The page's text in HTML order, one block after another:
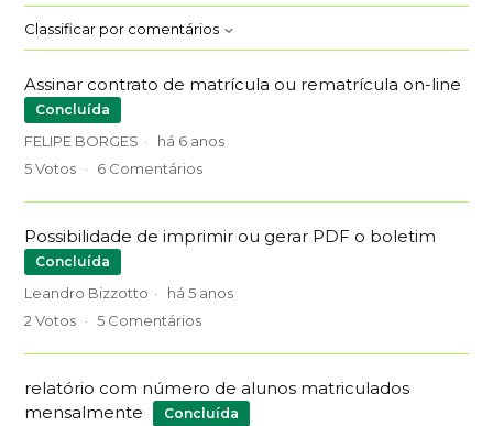
Classificar por comentários
Assinar contrato de matrícula ou rematrícula on-line
Concluída
FELIPE BORGES
há 6 anos
5Votos 6 Comentários
Possibilidade de imprimir ou gerar PDF o boletim
Concluída
Leandro Bizzotto
há 5 anos
2 Votos 5 Comentários
relatório com número de alunos matriculados
mensalmente
Concluída